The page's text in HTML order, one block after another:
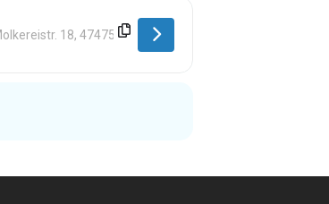
Address - Hoerstgen [57aKD8Fbl]